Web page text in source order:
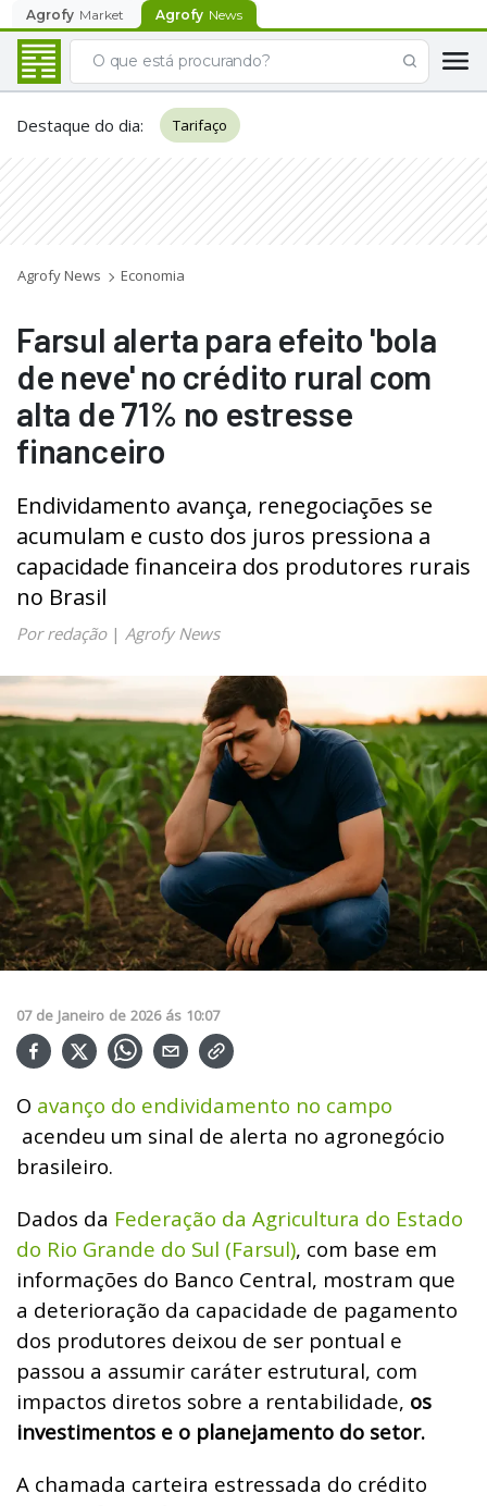
Agrofy Market Agrofy News
Destaque do dia: Tarifaço
Agrofy News Economia
Farsul alerta para efeito 'bola
de neve' no crédito rural com
alta de 71% no estresse
financeiro
Endividamento avança, renegociações se
acumulam e custo dos juros pressiona a
capacidade financeira dos produtores rurais
no Brasil
Por redação| Agrofy News
07 de Janeiro de 2026 ás 10:07
O avanço do endividamento no campo
acendeu um sinal de alerta no agronegócio
brasileiro.
Dados da Federação da Agricultura do Estado
do Rio Grande do Sul (Farsul), com base em
informações do Banco Central, mostram que
a deterioração da capacidade de pagamento
dos produtores deixou de ser pontual e
passou a assumir caráter estrutural, com
impactos diretos sobre a rentabilidade, os
investimentos e o planejamento do setor.
A chamada carteira estressada do crédito